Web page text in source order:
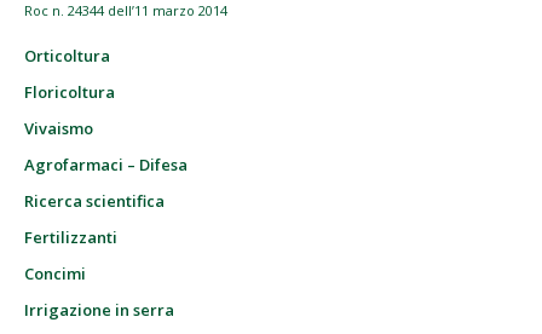
Roc n. 24344 dell’11 marzo 2014
Orticoltura
Floricoltura
Vivaismo
Agrofarmaci – Difesa
Ricerca scientifica
Fertilizzanti
Concimi
Irrigazione in serra